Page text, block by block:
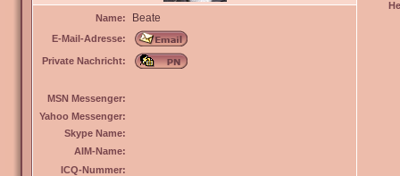
Name:
Beate
E-Mail-Adresse:
Private Nachricht:
MSN Messenger:
Yahoo Messenger:
Skype Name:
AIM-Name:
ICQ-Nummer: